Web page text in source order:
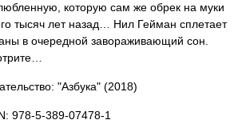
которую сам же обрек на муки
тысяч лет назад… Нил Гейман сплетает
в очередной завораживающий сон.
"Азбука" (2018)
978-5-389-07478-1